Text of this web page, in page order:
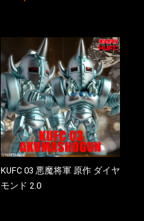
KUFC 03 悪魔将軍 原作 ダイヤ
モンド 2.0